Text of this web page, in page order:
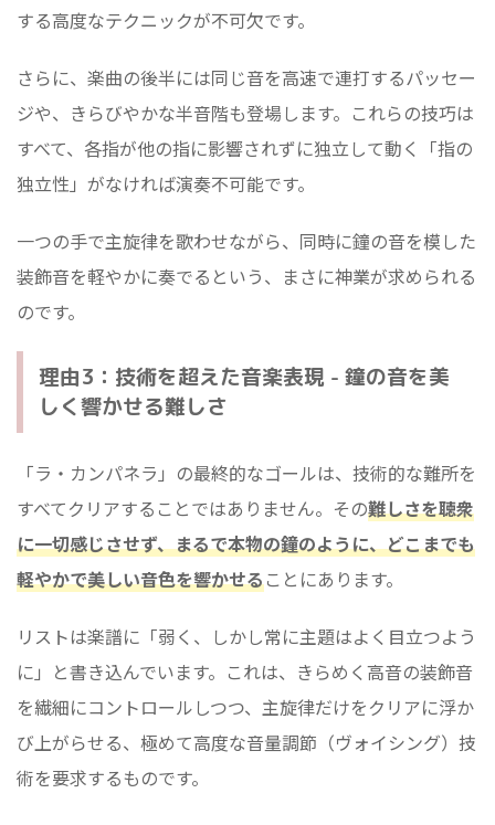
する高度なテクニックが不可欠です。
さらに、楽曲の後半には同じ音を高速で連打するパッセー
ジや、きらびやかな半音階も登場します。これらの技巧は
すべて、各指が他の指に影響されずに独立して動く「指の
独立性」がなければ演奏不可能です。
一つの手で主旋律を歌わせながら、同時に鐘の音を模した
装飾音を軽やかに奏でるという、まさに神業が求められる
のです。
理由3：技術を超えた音楽表現 - 鐘の音を美
しく響かせる難しさ
「ラ・カンパネラ」の最終的なゴールは、技術的な難所を
すべてクリアすることではありません。その難しさを聴衆
に一切感じさせず、まるで本物の鐘のように、どこまでも
軽やかで美しい音色を響かせることにあります。
リストは楽譜に「弱く、しかし常に主題はよく目立つよう
に」と書き込んでいます。これは、きらめく高音の装飾音
を繊細にコントロールしつつ、主旋律だけをクリアに浮か
び上がらせる、極めて高度な音量調節（ヴォイシング）技
術を要求するものです。